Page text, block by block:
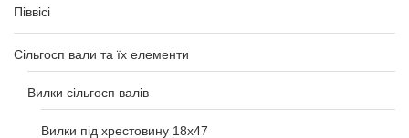
Піввісі
Сільгосп вали та їх елементи
Вилки сільгосп валів
Вилки під хрестовину 18х47